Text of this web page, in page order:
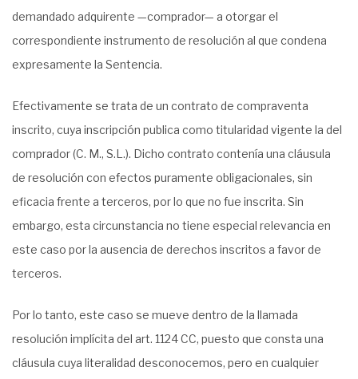
demandado adquirente —comprador— a otorgar el
correspondiente instrumento de resolución al que condena
expresamente la Sentencia.
Efectivamente se trata de un contrato de compraventa
inscrito, cuya inscripción publica como titularidad vigente la del
comprador (C. M., S.L.). Dicho contrato contenía una cláusula
de resolución con efectos puramente obligacionales, sin
eficacia frente a terceros, por lo que no fue inscrita. Sin
embargo, esta circunstancia no tiene especial relevancia en
este caso por la ausencia de derechos inscritos a favor de
terceros.
Por lo tanto, este caso se mueve dentro de la llamada
resolución implícita del art. 1124 CC, puesto que consta una
cláusula cuya literalidad desconocemos, pero en cualquier